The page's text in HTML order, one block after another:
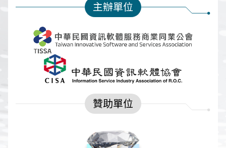
主辦單位
贊助單位